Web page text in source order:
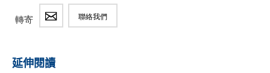
轉寄 聯絡我們
延伸閱讀